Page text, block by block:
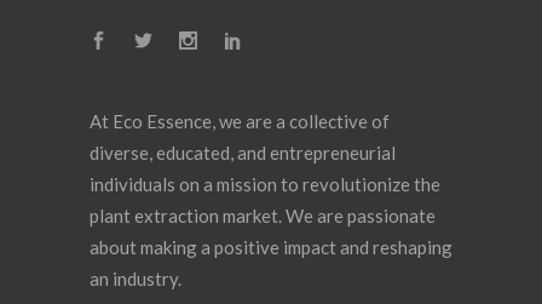
At Eco Essence, we are a collective of
diverse, educated, and entrepreneurial
individuals on a mission to revolutionize the
plant extraction market. We are passionate
about making a positive impact and reshaping
an industry.